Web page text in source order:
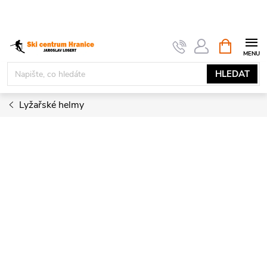
obsah
HLEDAT
NÁKUPNÍ
KOŠÍK
Lyžařské helmy